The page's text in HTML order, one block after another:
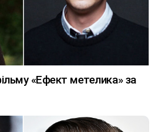
«Ефект метелика» за